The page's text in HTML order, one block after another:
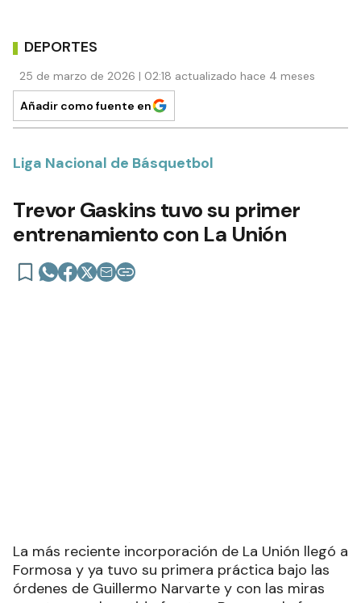
DEPORTES
Añadir como fuente en
Liga Nacional de Básquetbol
Trevor Gaskins tuvo su primer